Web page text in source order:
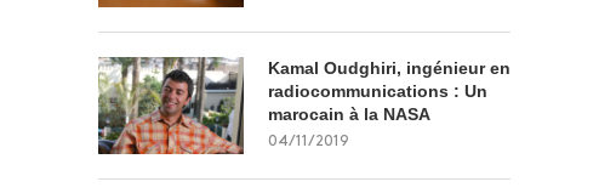
Kamal Oudghiri, ingénieur en
radiocommunications : Un
marocain à la NASA
04/11/2019